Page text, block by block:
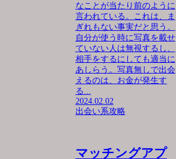
なことが当たり前のように
言われている。これは、ま
ぎれもない事実だと思う。
自分が使う時に写真を載せ
ていない人は無視するし、
相手をするにしても適当に
あしらう。写真無しで出会
えるのは、お金が発生す
る...
2024.02.02
出会い系攻略
マッチングアプ